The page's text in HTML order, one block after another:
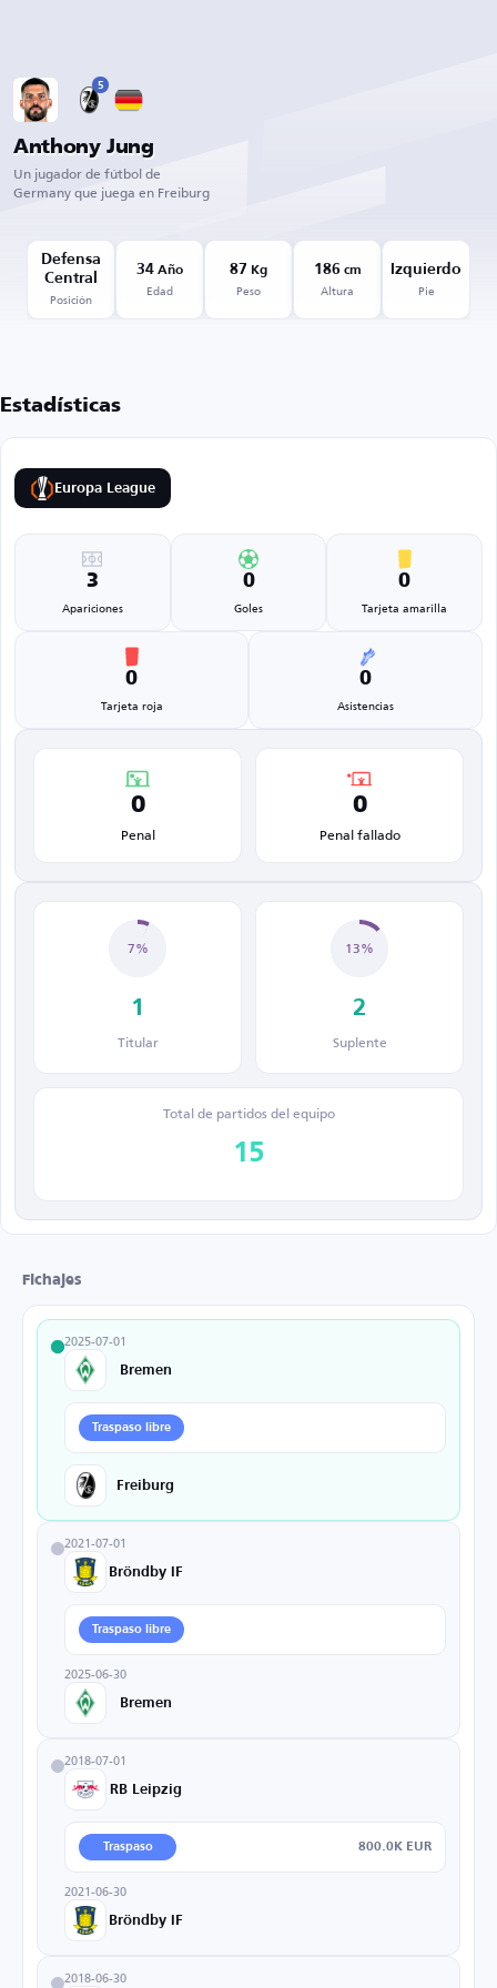
5
Anthony Jung
Un jugador de fútbol de
Germany que juega en Freiburg
Defensa
Central
Posición
34 Año
Edad
87 Kg
Peso
186cm
Altura
Izquierdo
Pie
Estadísticas
Europa League
3
Apariciones
0
Goles
0
Tarjeta amarilla
0
Tarjeta roja
0
Asistencias
0
Penal
0
Penal fallado
7%
1
Titular
13%
2
Suplente
Total de partidos del equipo
15
Fichajes
2025-07-01
Bremen
Traspaso libre
Freiburg
2021-07-01
Bröndby IF
Traspaso libre
2025-06-30
Bremen
2018-07-01
RB Leipzig
Traspaso 800.0K EUR
2021-06-30
Bröndby IF
2018-06-30